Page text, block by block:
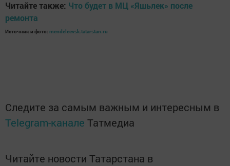
Читайте также: Что будет в МЦ «Яшьлек» после
ремонта
Источник и фото: mendeleevsk.tatarstan.ru
Следите за самым важным и интересным в
Telegram-канале Татмедиа
Читайте новости Татарстана в